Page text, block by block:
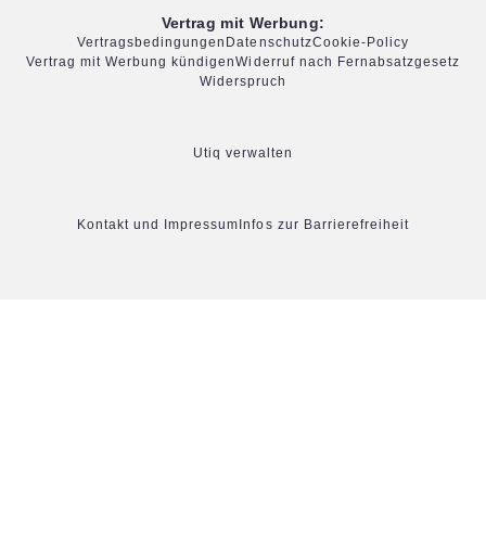
Vertrag mit Werbung:
Vertragsbedingungen DatenschutzCookie-Policy
Vertrag mit Werbung kündigenWiderruf nach Fernabsatzgesetz
Widerspruch
Utiq verwalten
Kontakt und Impressum Infos zur Barrierefreiheit